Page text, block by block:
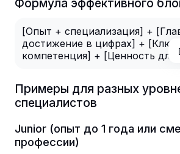
Формула эффективного
[Опыт + специализация] +
достижение в цифрах] +
компетенция] + [Ценность для
Примеры для разных
специалистов
Junior (опыт до 1 года или
профессии)